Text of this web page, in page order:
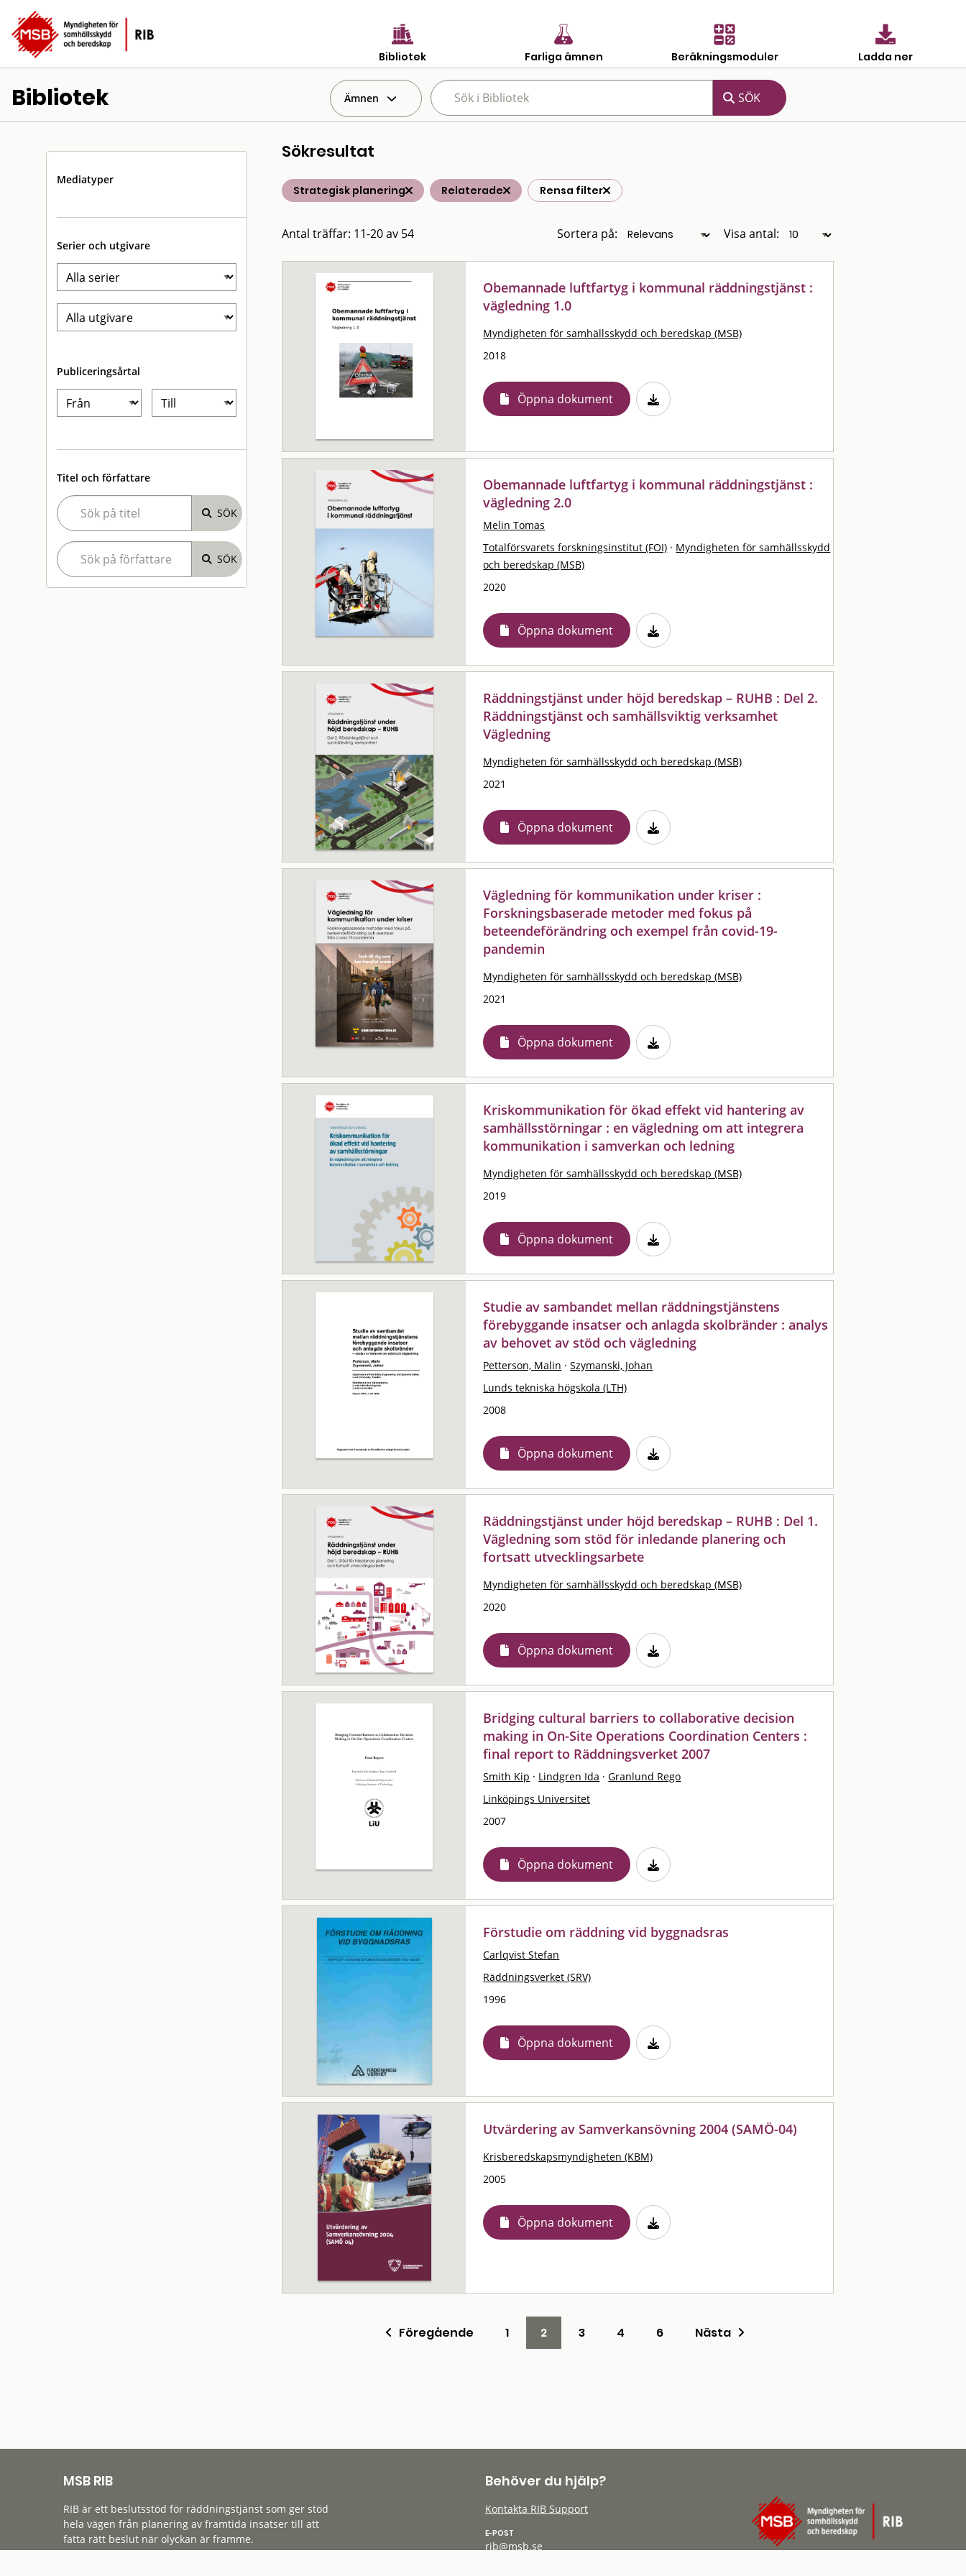
Bibliotek Farliga ämnen Beräkningsmoduler Ladda ner
Bibliotek Ämnen
Mediatyper
Serier och utgivare
Publiceringsårtal
Titel och författare
Sökresultat
Strategisk planering Relaterade Rensa filter
Antal träffar: 11-20 av 54 Sortera på: Visa antal:
Obemannade luftfartyg i kommunal räddningstjänst :
vägledning 1.0
Myndigheten för samhällsskydd och beredskap (MSB)
2018
Öppna dokument
Obemannade luftfartyg i kommunal räddningstjänst :
vägledning 2.0
Melin Tomas
Totalförsvarets forskningsinstitut (FOI) · Myndigheten för samhällsskydd
och beredskap (MSB)
2020
Öppna dokument
Räddningstjänst under höjd beredskap – RUHB : Del 2.
Räddningstjänst och samhällsviktig verksamhet
Vägledning
Myndigheten för samhällsskydd och beredskap (MSB)
2021
Öppna dokument
Vägledning för kommunikation under kriser :
Forskningsbaserade metoder med fokus på
beteendeförändring och exempel från covid-19-
pandemin
Myndigheten för samhällsskydd och beredskap (MSB)
2021
Öppna dokument
Kriskommunikation för ökad effekt vid hantering av
samhällsstörningar : en vägledning om att integrera
kommunikation i samverkan och ledning
Myndigheten för samhällsskydd och beredskap (MSB)
2019
Öppna dokument
Studie av sambandet mellan räddningstjänstens
förebyggande insatser och anlagda skolbränder : analys
av behovet av stöd och vägledning
Petterson, Malin · Szymanski, Johan
Lunds tekniska högskola (LTH)
2008
Öppna dokument
Räddningstjänst under höjd beredskap – RUHB : Del 1.
Vägledning som stöd för inledande planering och
fortsatt utvecklingsarbete
Myndigheten för samhällsskydd och beredskap (MSB)
2020
Öppna dokument
Bridging cultural barriers to collaborative decision
making in On-Site Operations Coordination Centers :
final report to Räddningsverket 2007
Smith Kip · Lindgren Ida · Granlund Rego
Linköpings Universitet
2007
Öppna dokument
Förstudie om räddning vid byggnadsras
Carlqvist Stefan
Räddningsverket (SRV)
1996
Öppna dokument
Utvärdering av Samverkansövning 2004 (SAMÖ-04)
Krisberedskapsmyndigheten (KBM)
2005
Öppna dokument
Föregående 1 2 3 4 6 Nästa
MSB RIB
RIB är ett beslutsstöd för räddningstjänst som ger stöd
hela vägen från planering av framtida insatser till att
fatta rätt beslut när olyckan är framme.
Behöver du hjälp?
Kontakta RIB Support
E-POST
rib@msb.se